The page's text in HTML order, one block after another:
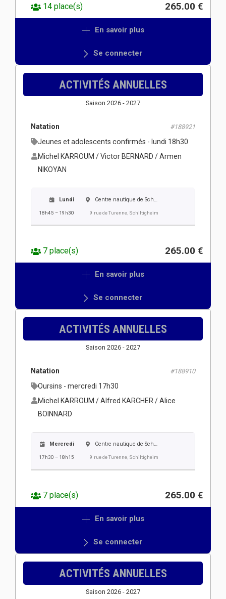
14 place(s) 265.00 €
En savoir plus
Se connecter
ACTIVITÉS ANNUELLES
Saison 2026 - 2027
Natation #188921
Jeunes et adolescents confirmés - lundi 18h30
Michel KARROUM / Victor BERNARD / Armen
NIKOYAN
Lundi
18h45 – 19h30
Centre nautique de Schiltigheim
9 rue de Turenne, Schiltigheim
7 place(s) 265.00 €
En savoir plus
Se connecter
ACTIVITÉS ANNUELLES
Saison 2026 - 2027
Natation #188910
Oursins - mercredi 17h30
Michel KARROUM / Alfred KARCHER / Alice
BOINNARD
Mercredi
17h30 – 18h15
Centre nautique de Schiltigheim
9 rue de Turenne, Schiltigheim
7 place(s) 265.00 €
En savoir plus
Se connecter
ACTIVITÉS ANNUELLES
Saison 2026 - 2027